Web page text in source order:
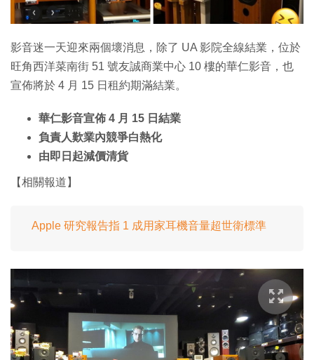
影音迷一天迎來兩個壞消息，除了 UA 影院全線結業，位於
旺角西洋菜南街 51 號友誠商業中心 10 樓的華仁影音，也
宣佈將於 4 月 15 日租約期滿結業。
華仁影音宣佈 4 月 15 日結業
負責人歎業內競爭白熱化
由即日起減價清貨
【相關報道】
Apple 研究報告指 1 成用家耳機音量超世衛標準